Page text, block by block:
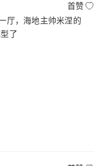
首赞
厅，海地主帅米涅的
了